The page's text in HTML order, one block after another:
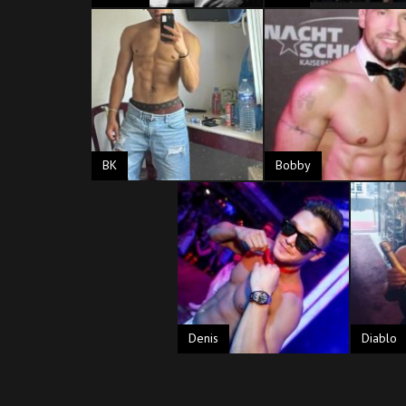
BK Bobby
Denis Diablo